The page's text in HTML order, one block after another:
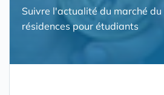
Suivre l'actualité du marché
résidences pour étudiants